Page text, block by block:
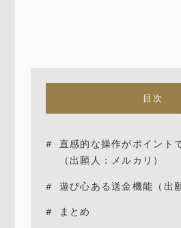
目次
直感的な操作がポイント
（出願人：メルカリ）
遊び心ある送金機能（出
まとめ